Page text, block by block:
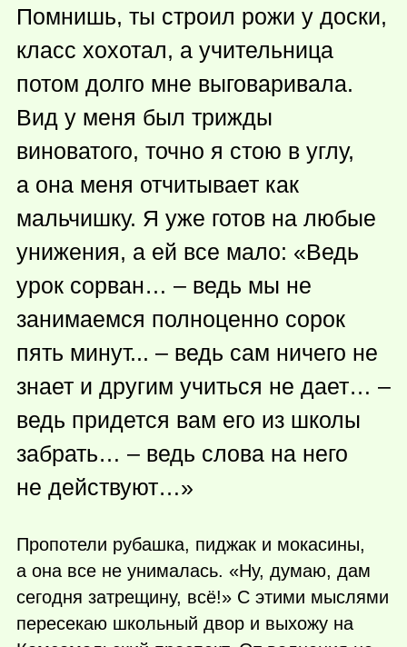
Помнишь, ты строил рожи у доски,
класс хохотал, а учительница
потом долго мне выговаривала.
Вид у меня был трижды
виноватого, точно я стою в углу,
а она меня отчитывает как
мальчишку. Я уже готов на любые
унижения, а ей все мало: «Ведь
урок сорван… – ведь мы не
занимаемся полноценно сорок
пять минут... – ведь сам ничего не
знает и другим учиться не дает… –
ведь придется вам его из школы
забрать… – ведь слова на него
не действуют…»
Пропотели рубашка, пиджак и мокасины,
а она все не унималась. «Ну, думаю, дам
сегодня затрещину, всё!» С этими мыслями
пересекаю школьный двор и выхожу на